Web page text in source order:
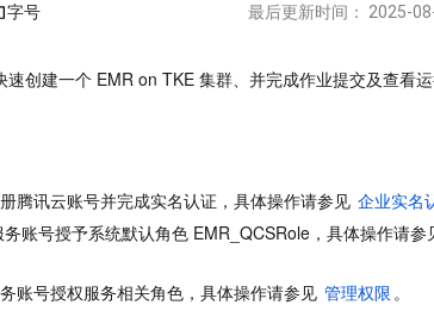
字号 最后更新时间： 2025-
创建一个 EMR on TKE 集群、并完成作业提交及查看
腾讯云账号并完成实名认证，具体操作请参见 企业实名
账号授予系统默认角色 EMR_QCSRole，具体操作请
账号授权服务相关角色，具体操作请参见 管理权限 。